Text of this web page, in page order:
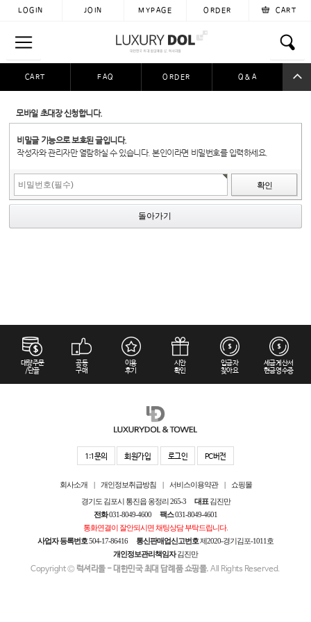
LOGIN JOIN MYPAGE ORDER CART
CART FAQ ORDER Q&A
모바일 초대장 신청합니다.
비밀글 기능으로 보호된 글입니다.
작성자와 관리자만 열람하실 수 있습니다. 본인이라면 비밀번호를 입력하세요.
돌아가기
대량주문
/단골
공동
구매
이용
후기
시안
확인
입금자
찾아요
세금계산서
현금영수증
1:1문의 회원가입 로그인 PC버전
회사소개 | 개인정보취급방침 | 서비스이용약관 |
쇼핑몰
경기도 김포시 통진읍 옹정리 265-3
대표김진만
전화031-8049-4600 팩스031-8049-4601
통화연결이 잘안되시면 채팅상담 부탁드립니다.
사업자 등록번호504-17-86416 통신판매업신고번호제2020-경기김포-1011호
개인정보관리책임자김진만
Copyright © 럭셔리돌 - 대한민국 최대 답례품 쇼핑몰. All Rights Reserved.